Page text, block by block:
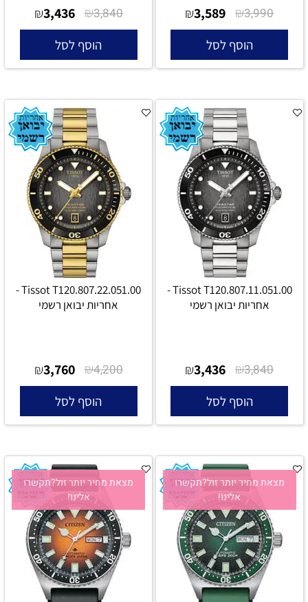
₪3,990
₪3,589
הוסף לסל
₪3,840
₪3,436
הוסף לסל
Tissot T120.807.11.051.00 -
אחריות יבואן רשמי
₪3,840
₪3,436
הוסף לסל
Tissot T120.807.22.051.00 -
אחריות יבואן רשמי
₪4,200
₪3,760
הוסף לסל
מצאת מחיר יותר זול?תקשרו
אלינו!
מצאת מחיר יותר זול?תקשרו
אלינו!